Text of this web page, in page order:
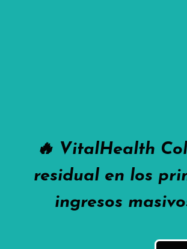
🔥 VitalHealth
residual en los
ingresos